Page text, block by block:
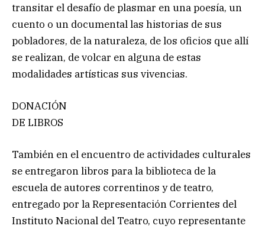
transitar el desafío de plasmar en una poesía, un
cuento o un documental las historias de sus
pobladores, de la naturaleza, de los oficios que allí
se realizan, de volcar en alguna de estas
modalidades artísticas sus vivencias.
DONACIÓN
DE LIBROS
También en el encuentro de actividades culturales
se entregaron libros para la biblioteca de la
escuela de autores correntinos y de teatro,
entregado por la Representación Corrientes del
Instituto Nacional del Teatro, cuyo representante